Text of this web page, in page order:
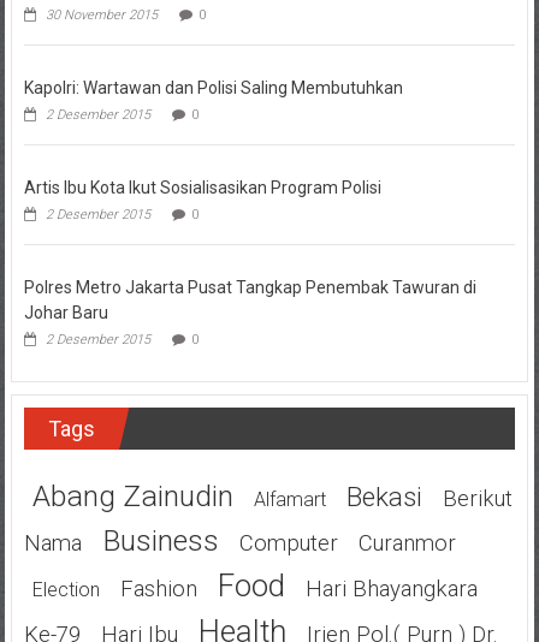
30 November 2015 0
Kapolri: Wartawan dan Polisi Saling Membutuhkan
2 Desember 2015 0
Artis Ibu Kota Ikut Sosialisasikan Program Polisi
2 Desember 2015 0
Polres Metro Jakarta Pusat Tangkap Penembak Tawuran di
Johar Baru
2 Desember 2015 0
Tags
Abang Zainudin Alfamart Bekasi
Berikut
Nama
Business Computer Curanmor
Election Fashion Food
Hari Bhayangkara
Ke-79
Hari Ibu Health
Irjen Pol.( Purn ) Dr.